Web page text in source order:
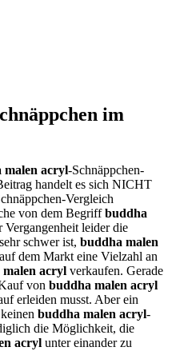
im
malen acryl-Schnäppchen-
handelt es sich NICHT
Vergleich
von dem Begriffbuddha
leider die
schwer ist, buddha malen
dem Markt eine Vielzahl an
acryl verkaufen. Gerade
von buddha malen acryl
erleiden musst. Aber ein
buddha malen acryl-
die Möglichkeit, die
acryl unter einander zu